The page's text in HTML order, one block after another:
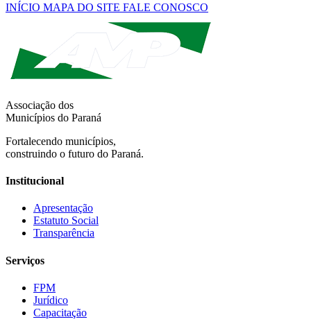
INÍCIO MAPA DO SITE FALE CONOSCO
Associação dos
Municípios do Paraná
Fortalecendo municípios,
construindo o futuro do Paraná.
Institucional
Apresentação
Estatuto Social
Transparência
Serviços
FPM
Jurídico
Capacitação